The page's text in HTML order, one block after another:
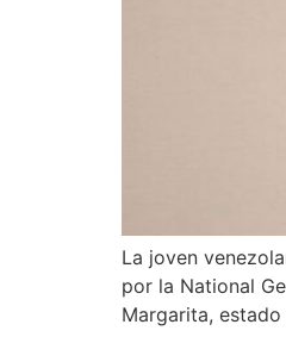
La joven
por la National
Margarita,